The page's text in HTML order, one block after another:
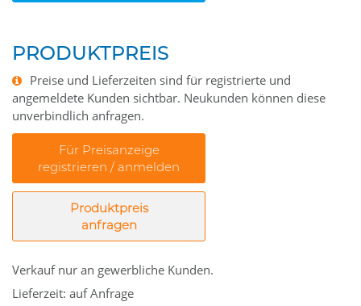
PRODUKTPREIS
Preise und Lieferzeiten sind für registrierte und
angemeldete Kunden sichtbar. Neukunden können diese
unverbindlich anfragen.
Für Preisanzeige
registrieren / anmelden
Produktpreis
anfragen
Verkauf nur an gewerbliche Kunden.
Lieferzeit: auf Anfrage